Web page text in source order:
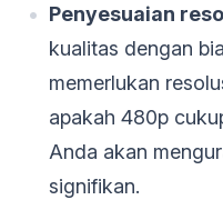
Penyesuaian
kualitas dengan
memerlukan
apakah 480p
Anda akan
signifikan.